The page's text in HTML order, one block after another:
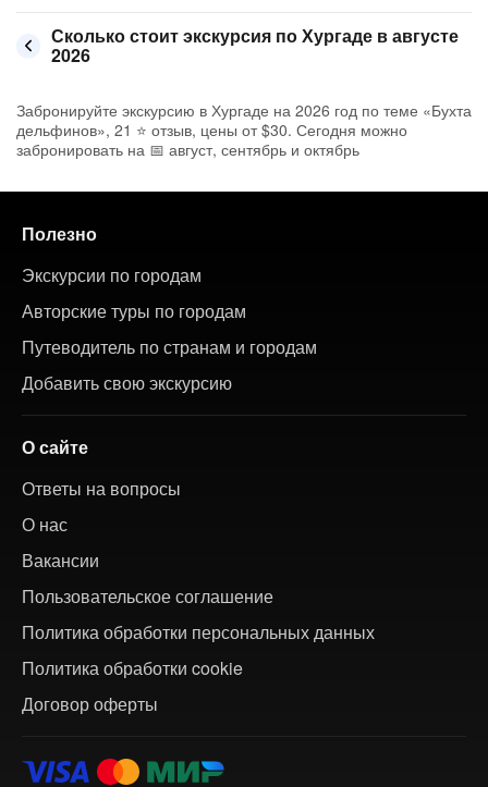
Сколько стоит экскурсия по Хургаде в августе
2026
Забронируйте экскурсию в Хургаде на 2026 год по теме «Бухта
дельфинов», 21 ⭐ отзыв, цены от $30. Сегодня можно
забронировать на 📅 август, сентябрь и октябрь
Полезно
Экскурсии по городам
Авторские туры по городам
Путеводитель по странам и городам
Добавить свою экскурсию
О сайте
Ответы на вопросы
О нас
Вакансии
Пользовательское соглашение
Политика обработки персональных данных
Политика обработки cookie
Договор оферты